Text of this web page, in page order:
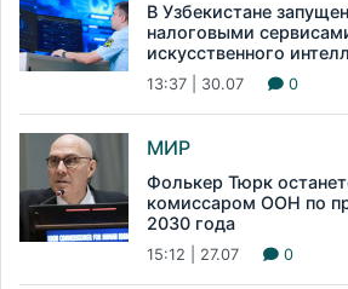
В Узбекистане
налоговыми
искусственного
13:37 | 30.07 0
МИР
Фолькер Тюрк
комиссаром ООН по
2030 года
15:12 | 27.07 0